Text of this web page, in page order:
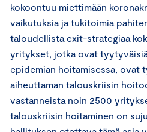
kokoontuu miettimään
vaikutuksia ja tukitoimia
taloudellista exit-strategiaa
yritykset, jotka ovat
epidemian hoitamisessa, ovat
aiheuttaman talouskriisin
vastanneista noin 2500
talouskriisin hoitaminen on